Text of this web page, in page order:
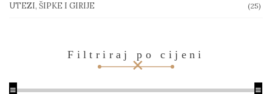
UTEZI, ŠIPKE I GIRIJE (25)
Filtriraj po cijeni